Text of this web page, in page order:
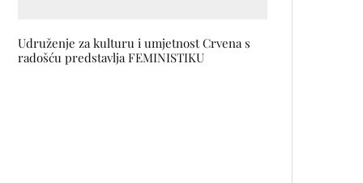
Udruženje za kulturu i umjetnost Crvena s
radošću predstavlja FEMINISTIKU